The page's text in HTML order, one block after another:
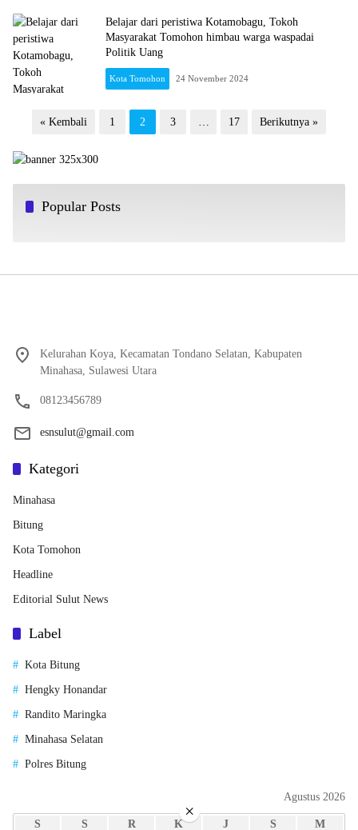
Belajar dari peristiwa Kotamobagu, Tokoh
Masyarakat Tomohon himbau warga waspadai
Politik Uang
Kota Tomohon 24 November 2024
Paginasi
« Kembali 1 2 3 … 17 Berikutnya »
Popular Posts
Kelurahan Koya, Kecamatan Tondano Selatan, Kabupaten
Minahasa, Sulawesi Utara
08123456789
esnsulut@gmail.com
Kategori
Minahasa
Bitung
Kota Tomohon
Headline
Editorial Sulut News
Label
Kota Bitung
Hengky Honandar
Randito Maringka
Minahasa Selatan
Polres Bitung
Agustus 2026
S S R K J S M
×